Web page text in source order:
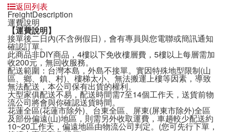
返回列表
FreightDescription
運費說明
【運費說明】
接單後二日內(不含例假日)，會有專員與您電聯或簡訊通知
確認訂單。
此商品非DIY商品，4樓以下免收樓層費，5樓以上每層需加
收200元，無回收服務。
配送範圍：台灣本島，外島不接單。實因特殊地型限制(山
區、鄉、鎮、村)、樓梯太小、無法搬運上樓等因素，導致
無法配送，本公司保有出貨的權利。
大型家俱配送不易，配送時間需7至14個工作天，送貨前物
流公司將會與你確認送貨時間。
花蓮全區(花蓮市除外)、台東全區、屏東(屏東市除外)全區
及部份偏遠(山)地區，則需另外收取運費，車趟較少配送約
10~20工作天，偏遠地區由物流公司判定。(您可先行下單，